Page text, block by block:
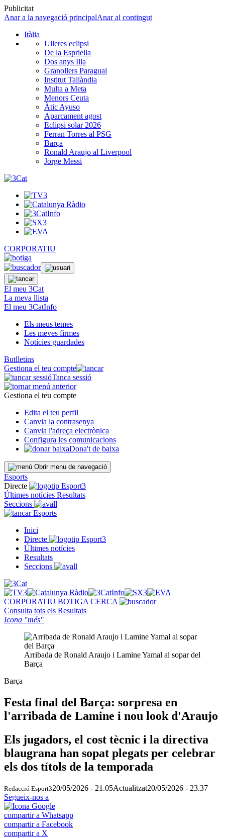
Publicitat
Anar a la navegació principalAnar al contingut
Itàlia
Ulleres eclipsi
De la Espriella
Dos anys Illa
Granollers Paraguai
Institut Tailàndia
Multa a Meta
Menors Ceuta
Àtic Ayuso
Aparcament agost
Eclipsi solar 2026
Ferran Torres al PSG
Barça
Ronald Araujo al Liverpool
Jorge Messi
CORPORATIU
El meu 3Cat
La meva llista
El meu 3CatInfo
Els meus temes
Les meves firmes
Notícies guardades
Butlletins
Gestiona el teu compte
Tanca sessió
Gestiona el teu compte
Edita el teu perfil
Canvia la contrasenya
Canvia l'adreça electrònica
Configura les comunicacions
Dona't de baixa
Obrir menu de navegació
Esports
Directe
Últimes notícies Resultats
Seccions
Esports
Inici
Directe
Últimes notícies
Resultats
Seccions
CORPORATIU BOTIGA CERCA
Consulta tots els Resultats
Icona "més"
Arribada de Ronald Araujo i Lamine Yamal al sopar del
Barça
Barça
Festa final del Barça: sorpresa en
l'arribada de Lamine i nou look d'Araujo
Els jugadors, el cost tècnic i la directiva
blaugrana han sopat plegats per celebrar
els dos títols de la temporada
Redacció Esport320/05/2026 - 21.05Actualitzat20/05/2026 - 23.37
Segueix-nos a
compartir a Whatsapp
compartir a Facebook
compartir a X